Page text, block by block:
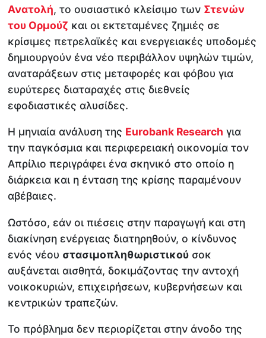
Ανατολή, το ουσιαστικό κλείσιμο των Στενών
του Ορμούζ και οι εκτεταμένες ζημιές σε
κρίσιμες πετρελαϊκές και ενεργειακές υποδομές
δημιουργούν ένα νέο περιβάλλον υψηλών τιμών,
αναταράξεων στις μεταφορές και φόβου για
ευρύτερες διαταραχές στις διεθνείς
εφοδιαστικές αλυσίδες.
Η μηνιαία ανάλυση της Eurobank Research για
την παγκόσμια και περιφερειακή οικονομία τον
Απρίλιο περιγράφει ένα σκηνικό στο οποίο η
διάρκεια και η ένταση της κρίσης παραμένουν
αβέβαιες.
Ωστόσο, εάν οι πιέσεις στην παραγωγή και στη
διακίνηση ενέργειας διατηρηθούν, ο κίνδυνος
ενός νέου στασιμοπληθωριστικού σοκ
αυξάνεται αισθητά, δοκιμάζοντας την αντοχή
νοικοκυριών, επιχειρήσεων, κυβερνήσεων και
κεντρικών τραπεζών.
Το πρόβλημα δεν περιορίζεται στην άνοδο της